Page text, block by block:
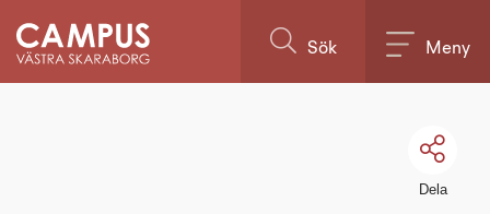
Sök Meny
Dela
Sökförslagen